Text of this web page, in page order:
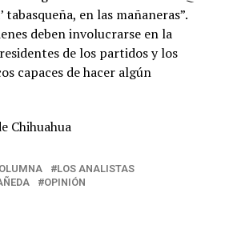
tabasqueña, en las mañaneras”.
deben involucrarse en la
de los partidos y los
capaces de hacer algún
Chihuahua
LOS ANALISTAS
OPINIÓN